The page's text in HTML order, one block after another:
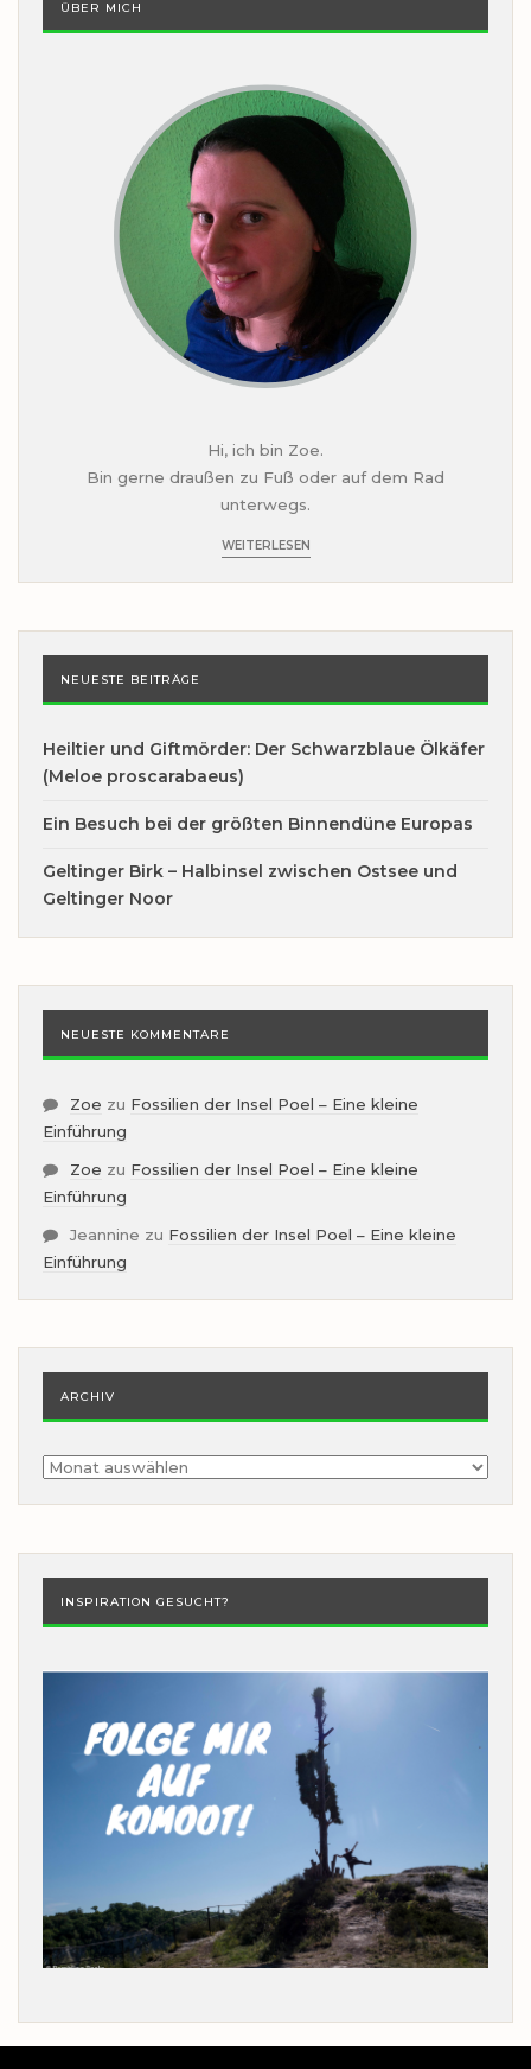
ÜBER MICH
Hi, ich bin Zoe.
Bin gerne draußen zu Fuß oder auf dem Rad
unterwegs.
WEITERLESEN
NEUESTE BEITRÄGE
Heiltier und Giftmörder: Der Schwarzblaue Ölkäfer
(Meloe proscarabaeus)
Ein Besuch bei der größten Binnendüne Europas
Geltinger Birk – Halbinsel zwischen Ostsee und
Geltinger Noor
NEUESTE KOMMENTARE
Zoe zu Fossilien der Insel Poel – Eine kleine
Einführung
Zoe zu Fossilien der Insel Poel – Eine kleine
Einführung
Jeannine zu Fossilien der Insel Poel – Eine kleine
Einführung
ARCHIV
Archiv
INSPIRATION GESUCHT?